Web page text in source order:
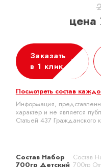
цена
Заказать
в 1 клик
Посмотреть состав
Информация,
характер и не является
Статьей 437 Гражданского
Состав Набор
700гр Детский
Состав
700гр